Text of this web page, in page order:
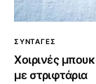
ΣΥΝΤΑΓΕΣ
Χοιρινές
με στριφτάρια